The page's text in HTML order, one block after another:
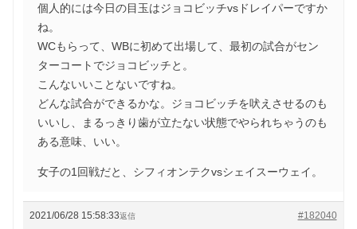
個人的には今日の目玉はジョコビッチvsドレイパーですか
ね。
WCもらって、WBに初めて出場して、最初の試合がセン
ターコートでジョコビッチと。
こんないいことないですね。
どんな試合ができるかな。ジョコビッチを吠えさせるのも
いいし、まるっきり歯が立たない状態でやられちゃうのも
ある意味、いい。
女子の1回戦だと、シフィオンテクvsシェイスーウェイ。
2021/06/28 15:58:33 #182040
返信